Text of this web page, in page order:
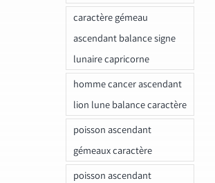
caractère gémeau
ascendant balance signe
lunaire capricorne
homme cancer ascendant
lion lune balance caractère
poisson ascendant
gémeaux caractère
poisson ascendant